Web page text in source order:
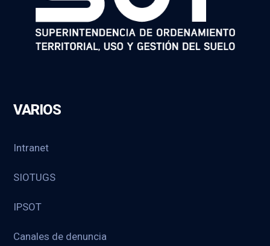
VARIOS
Intranet
SIOTUGS
IPSOT
Canales de denuncia